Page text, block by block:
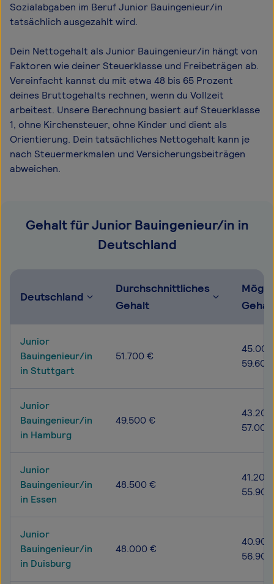
Sozialabgaben im Beruf Junior Bauingenieur/in
tatsächlich ausgezahlt wird.
Dein Nettogehalt als Junior Bauingenieur/in hängt von
Faktoren wie deiner Steuerklasse und Freibeträgen ab.
Vereinfacht kannst du mit etwa 48 bis 65 Prozent
deines Bruttogehalts rechnen, wenn du Vollzeit
arbeitest. Unsere Berechnung basiert auf Steuerklasse
1, ohne Kirchensteuer, ohne Kinder und dient als
Orientierung. Dein tatsächliches Nettogehalt kann je
nach Steuermerkmalen und Versicherungsbeiträgen
abweichen.
Gehalt für Junior Bauingenieur/in in
Deutschland
Deutschland
Durchschnittliches
Gehalt
Junior
Bauingenieur/in
in Stuttgart
51.700 €
Junior
Bauingenieur/in
in Hamburg
49.500 €
Junior
Bauingenieur/in
in Essen
48.500 €
Junior
Bauingenieur/in
in Duisburg
48.000 €